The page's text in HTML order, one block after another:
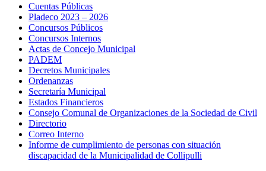
Cuentas Públicas
Pladeco 2023 – 2026
Concursos Públicos
Concursos Internos
Actas de Concejo Municipal
PADEM
Decretos Municipales
Ordenanzas
Secretaría Municipal
Estados Financieros
Consejo Comunal de Organizaciones de la Sociedad de Civil
Directorio
Correo Interno
Informe de cumplimiento de personas con situación
discapacidad de la Municipalidad de Collipulli